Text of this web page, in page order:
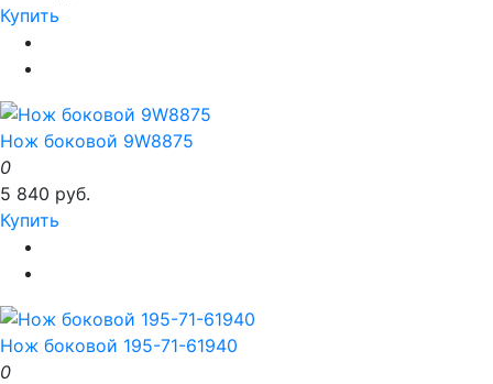
Купить
Нож боковой 9W8875
0
5 840 руб.
Купить
Нож боковой 195-71-61940
0